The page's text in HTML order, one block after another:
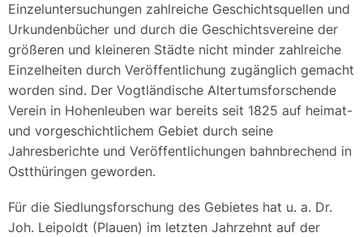
Einzeluntersuchungen zahlreiche Geschichtsquellen und
Urkundenbücher und durch die Geschichtsvereine der
größeren und kleineren Städte nicht minder zahlreiche
Einzelheiten durch Veröffentlichung zugänglich gemacht
worden sind. Der Vogtländische Altertumsforschende
Verein in Hohenleuben war bereits seit 1825 auf heimat-
und vorgeschichtlichem Gebiet durch seine
Jahresberichte und Veröffentlichungen bahnbrechend in
Ostthüringen geworden.
Für die Siedlungsforschung des Gebietes hat u. a. Dr.
Joh. Leipoldt (Plauen) im letzten Jahrzehnt auf der